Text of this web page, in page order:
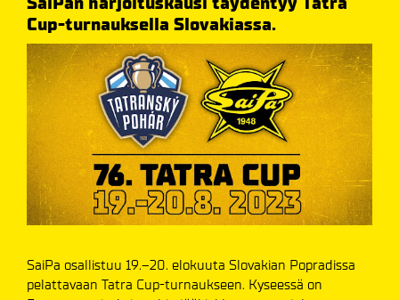
Cup-turnauksella Slovakiassa.
SaiPa osallistuu 19.–20. elokuuta Slovakian Popradissa
pelattavaan Tatra Cup-turnaukseen. Kyseessä on